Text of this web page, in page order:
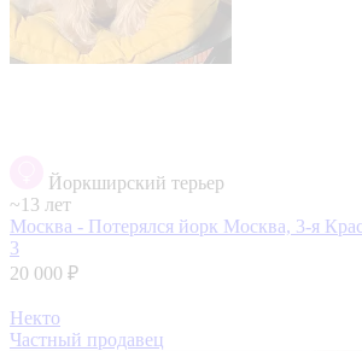
Йоркширский терьер
~13 лет
Москва - Потерялся йорк Москва, 3-я
3
20 000 ₽
Некто
Частный продавец